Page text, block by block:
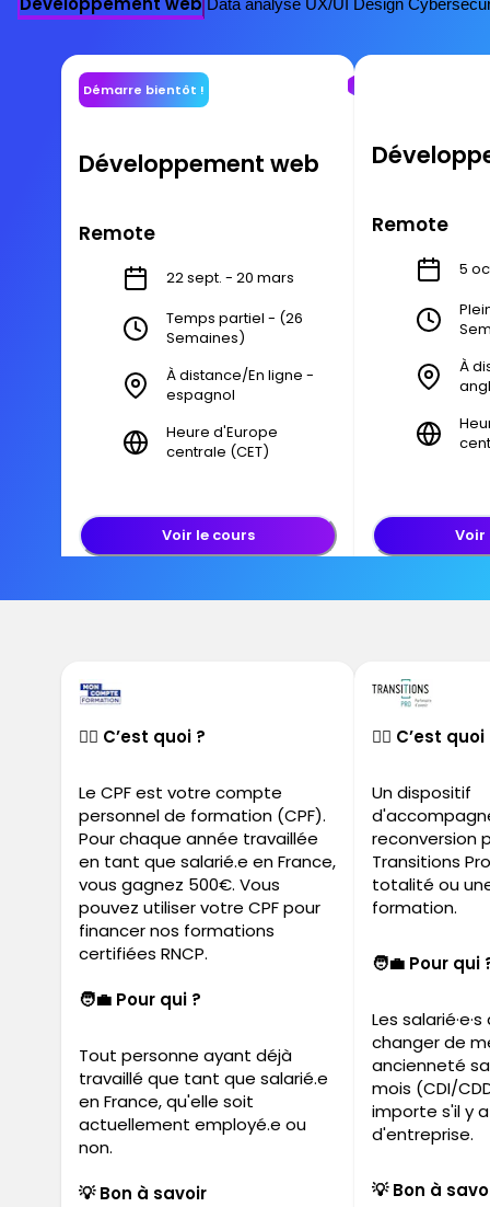
Data analyse UX/UI Design
Démarre bientôt !
Développement web
Remote
22 sept. - 20 mars
Temps partiel - (26
Semaines)
À distance/En ligne -
espagnol
Heure d'Europe
centrale (CET)
Voir le cours
Remote
5
À
Voir
🙋‍♀️ C’est quoi ?
Le CPF est votre compte
personnel de formation (CPF).
Pour chaque année travaillée
en tant que salarié.e en France,
vous gagnez 500€. Vous
pouvez utiliser votre CPF pour
financer nos formations
certifiées RNCP.
🧑‍💼 Pour qui ?
Tout personne ayant déjà
travaillé que tant que salarié.e
en France, qu'elle soit
actuellement employé.e ou
non.
💡 Bon à savoir
🙋‍♀️ C’est quoi
Un dispositif
reconversion
Transitions
totalité ou
formation.
🧑‍💼 Pour qui
Les
changer de
ancienneté
mois (CDI/
importe s'il y
d'entreprise.
💡 Bon à